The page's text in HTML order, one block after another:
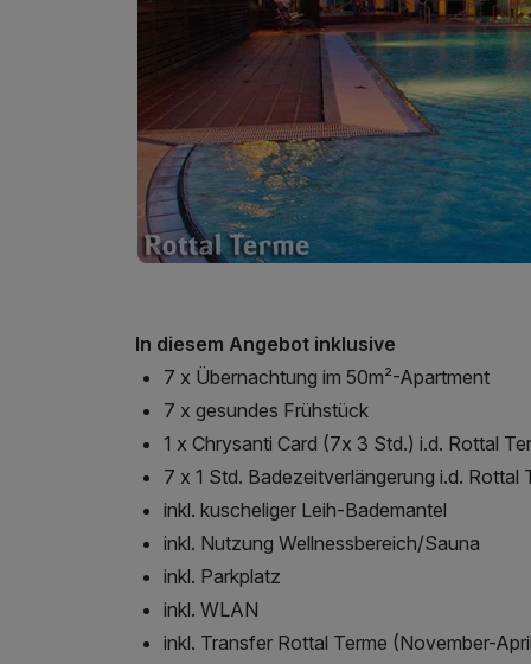
In diesem Angebot inklusive
7 x Übernachtung im 50m²-Apartment
7 x gesundes Frühstück
1 x Chrysanti Card (7x 3 Std.) i.d. Rottal
7 x 1 Std. Badezeitverlängerung i.d. Rottal
inkl. kuscheliger Leih-Bademantel
inkl. Nutzung Wellnessbereich/Sauna
inkl. Parkplatz
inkl. WLAN
inkl. Transfer Rottal Terme (November-